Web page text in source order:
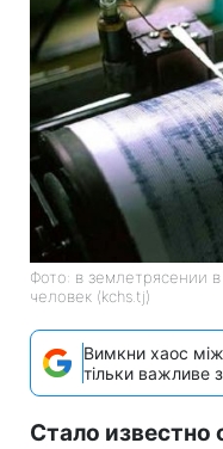
Фото: в землетрясении
человек (kchs.tj)
Вимкни хаос
тільки важливе з
Стало известно